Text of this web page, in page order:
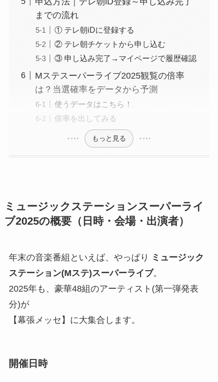
までの流れ
① テレ朝iDに登録する
② テレ朝チケットから申し込む
③ 申し込み完了→マイページで履歴確認
Mステスーパーライブ2025観覧の倍率
は？当選確率をデータから予測
使うデータはこちら！
倍率を出してみる
もっと見る
ミュージックステーションスーパーライ
ブ2025の概要（日時・会場・出演者）
年末の音楽番組といえば、やっぱり
ミュージック
ステーション(Mステ)スーパーライブ。
2025年も、豪華48組のアーティスト(第一弾発表
分)が
【幕張メッセ】に大集合します。
開催日時